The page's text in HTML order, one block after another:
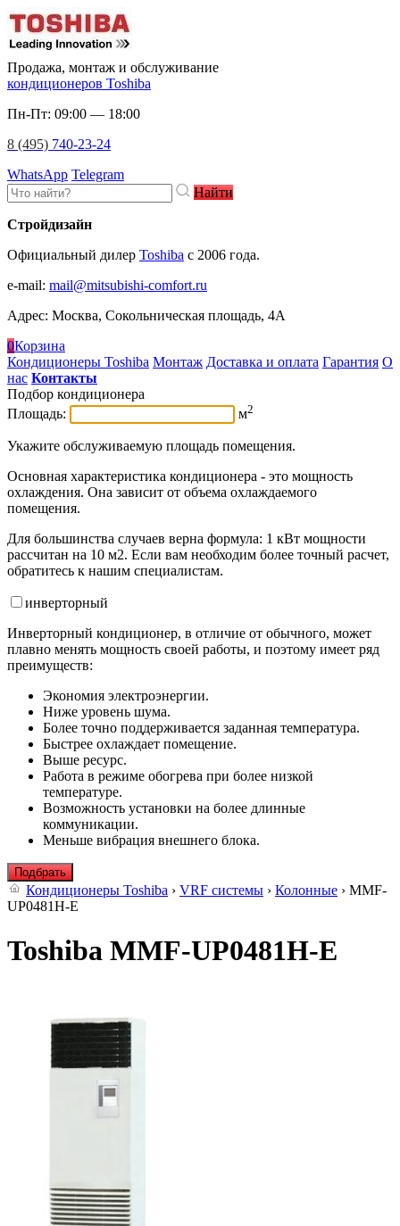
Продажа, монтаж и обслуживание
кондиционеров Toshiba
Пн-Пт: 09:00 — 18:00
8 (495) 740-23-24
WhatsApp Telegram
Найти
Стройдизайн
Официальный дилер Toshiba c 2006 года.
e-mail: mail@mitsubishi-comfort.ru
Адрес: Москва, Сокольническая площадь, 4А
0Корзина
Кондиционеры Toshiba Монтаж Доставка и оплата Гарантия О
нас Контакты
Подбор кондиционера
Площадь:
м2
Укажите обслуживаемую площадь помещения.
Основная характеристика кондиционера - это мощность
охлаждения. Она зависит от объема охлаждаемого
помещения.
Для большинства случаев верна формула: 1 кВт мощности
рассчитан на 10 м2. Если вам необходим более точный расчет,
обратитесь к нашим специалистам.
инверторный
Инверторный кондиционер, в отличие от обычного, может
плавно менять мощность своей работы, и поэтому имеет ряд
преимуществ:
Экономия электроэнергии.
Ниже уровень шума.
Более точно поддерживается заданная температура.
Быстрее охлаждает помещение.
Выше ресурс.
Работа в режиме обогрева при более низкой
температуре.
Возможность установки на более длинные
коммуникации.
Меньше вибрация внешнего блока.
Подбрать
Кондиционеры Toshiba › VRF системы › Колонные › MMF-
UP0481H-E
Toshiba MMF-UP0481H-E